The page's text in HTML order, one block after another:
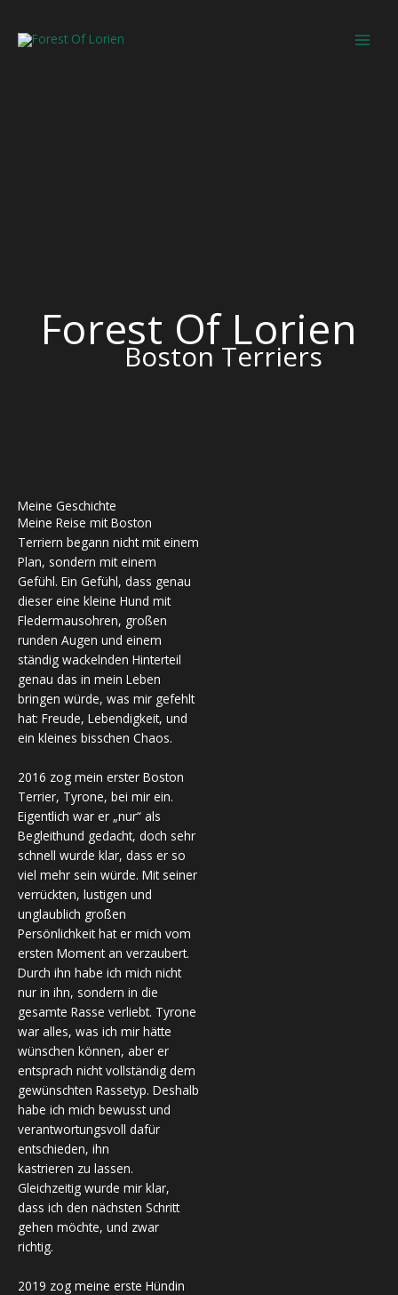
springen
Forest Of Lorien
Boston Terriers
Meine Geschichte
Meine Reise mit Boston
Terriern begann nicht mit einem
Plan, sondern mit einem
Gefühl. Ein Gefühl, dass genau
dieser eine kleine Hund mit
Fledermausohren, großen
runden Augen und einem
ständig wackelnden Hinterteil
genau das in mein Leben
bringen würde, was mir gefehlt
hat: Freude, Lebendigkeit, und
ein kleines bisschen Chaos.
2016 zog mein erster Boston
Terrier, Tyrone, bei mir ein.
Eigentlich war er „nur“ als
Begleithund gedacht, doch sehr
schnell wurde klar, dass er so
viel mehr sein würde. Mit seiner
verrückten, lustigen und
unglaublich großen
Persönlichkeit hat er mich vom
ersten Moment an verzaubert.
Durch ihn habe ich mich nicht
nur in ihn, sondern in die
gesamte Rasse verliebt. Tyrone
war alles, was ich mir hätte
wünschen können, aber er
entsprach nicht vollständig dem
gewünschten Rassetyp. Deshalb
habe ich mich bewusst und
verantwortungsvoll dafür
entschieden, ihn
kastrieren zu lassen.
Gleichzeitig wurde mir klar,
dass ich den nächsten Schritt
gehen möchte, und zwar
richtig.
2019 zog meine erste Hündin